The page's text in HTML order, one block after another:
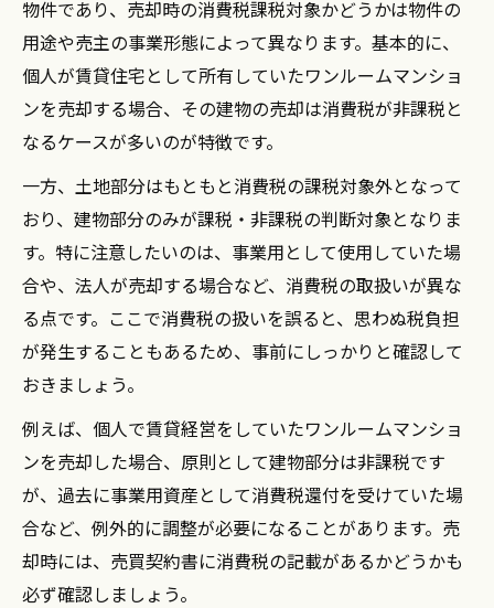
物件であり、売却時の消費税課税対象かどうかは物件の
用途や売主の事業形態によって異なります。基本的に、
個人が賃貸住宅として所有していたワンルームマンショ
ンを売却する場合、その建物の売却は消費税が非課税と
なるケースが多いのが特徴です。
一方、土地部分はもともと消費税の課税対象外となって
おり、建物部分のみが課税・非課税の判断対象となりま
す。特に注意したいのは、事業用として使用していた場
合や、法人が売却する場合など、消費税の取扱いが異な
る点です。ここで消費税の扱いを誤ると、思わぬ税負担
が発生することもあるため、事前にしっかりと確認して
おきましょう。
例えば、個人で賃貸経営をしていたワンルームマンショ
ンを売却した場合、原則として建物部分は非課税です
が、過去に事業用資産として消費税還付を受けていた場
合など、例外的に調整が必要になることがあります。売
却時には、売買契約書に消費税の記載があるかどうかも
必ず確認しましょう。